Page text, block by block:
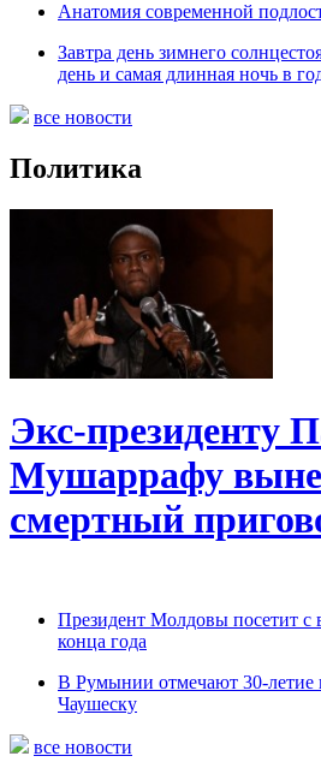
Анатомия современной
Завтра день зимнего
день и самая длинная ночь в
все новости
Политика
Экс-президенту
Мушаррафу
смертный
Президент Молдовы посетит с
конца года
В Румынии отмечают 30-летие
Чаушеску
все новости